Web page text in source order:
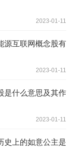
2023-01-11
源互联网概念股有
2023-01-11
是什么意思及其作
2023-01-11
史上的如意公主是